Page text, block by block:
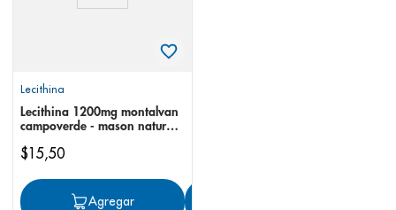
Lecithina
Lecithina 1200mg montalvan
campoverde - mason natural
$15,50
Agregar
prueba embarazo